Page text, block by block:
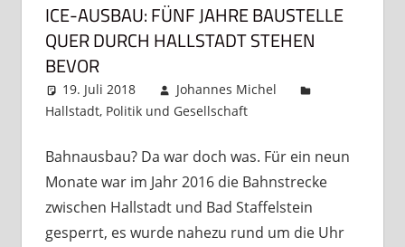
ICE-AUSBAU: FÜNF JAHRE BAUSTELLE
QUER DURCH HALLSTADT STEHEN
BEVOR
19. Juli 2018
Johannes Michel
Hallstadt, Politik und Gesellschaft
Bahnausbau? Da war doch was. Für ein neun
Monate war im Jahr 2016 die Bahnstrecke
zwischen Hallstadt und Bad Staffelstein
gesperrt, es wurde nahezu rund um die Uhr